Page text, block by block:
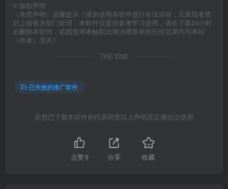
© 版权声明
（免责声明）温馨提示《请勿使用本软件进行非法活动，凡发现者禁
封上报有关部门处理，本软件仅提供参考学习使用，请在下载24小时
后删除本软件，若因使用者触犯法律法规带来的任何后果均与本站
（作者）无关》
THE END
已失效的推广软件
若您已下载本软件则代表同意以上声明且正规合法使用
点赞9 分享 收藏